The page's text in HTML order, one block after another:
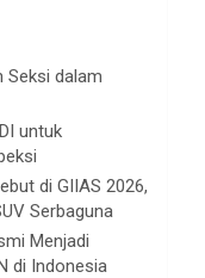
Seksi dalam
untuk
di GIIAS 2026,
Serbaguna
Menjadi
di Indonesia